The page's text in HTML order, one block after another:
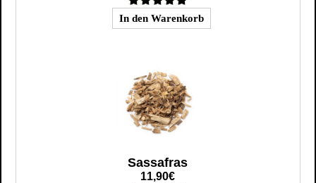
Sassafras
11,90€